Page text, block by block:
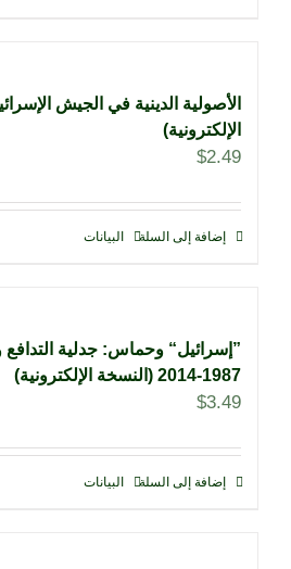
الأصولية الدينية في الجيش
الإلكترونية)
$2.49
إضافة إلى السلة البيانات
”إسرائيل“ وحماس: جدلية التدافع
1987-2014 (النسخة الإلكترونية)
$3.49
إضافة إلى السلة البيانات